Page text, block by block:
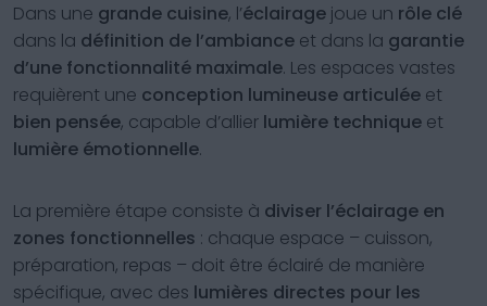
Dans une grande cuisine, l’éclairage joue un rôle clé
dans la définition de l’ambiance et dans la garantie
d’une fonctionnalité maximale. Les espaces vastes
requièrent une conception lumineuse articulée et
bien pensée, capable d’allier lumière technique et
lumière émotionnelle.
La première étape consiste à diviser l’éclairage en
zones fonctionnelles : chaque espace – cuisson,
préparation, repas – doit être éclairé de manière
spécifique, avec des lumières directes pour les